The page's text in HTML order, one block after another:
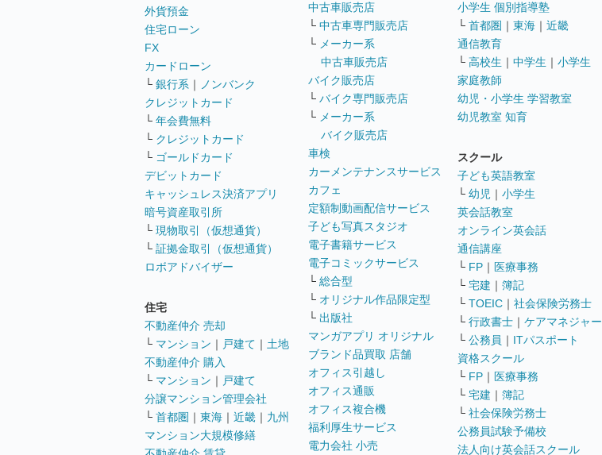
外貨預金
住宅ローン
FX
カードローン
└ 銀行系 ｜
ノンバンク
クレジットカード
└ 年会費無料
└ クレジットカード
└ ゴールドカード
デビットカード
キャッシュレス決済アプリ
暗号資産取引所
└ 現物取引（仮想通貨）
└ 証拠金取引（仮想通貨）
ロボアドバイザー
住宅
不動産仲介 売却
└ マンション ｜ 戸建て ｜ 土地
不動産仲介 購入
└ マンション ｜ 戸建て
分譲マンション管理会社
└ 首都圏 ｜ 東海 ｜ 近畿 ｜ 九州
マンション大規模修繕
中古車販売店
└ 中古車専門販売店
└ メーカー系
中古車販売店
バイク販売店
└ バイク専門販売店
└ メーカー系
バイク販売店
車検
カーメンテナンスサービス
カフェ
定額制動画配信サービス
子ども写真スタジオ
電子書籍サービス
電子コミックサービス
└ 総合型
└ オリジナル作品限定型
└ 出版社
マンガアプリ オリジナル
ブランド品買取 店舗
オフィス引越し
オフィス通販
オフィス複合機
福利厚生サービス
電力会社 小売
小学生 個別指導塾
└ 首都圏 ｜ 東海 ｜ 近畿
通信教育
└ 高校生 ｜ 中学生 ｜ 小学生
家庭教師
幼児・小学生 学習教室
幼児教室 知育
スクール
子ども英語教室
└ 幼児 ｜ 小学生
英会話教室
オンライン英会話
通信講座
└ FP ｜ 医療事務
└ 宅建 ｜ 簿記
└ TOEIC ｜ 社会保険労務士
└ 行政書士 ｜ ケアマネジャー
└ 公務員 ｜ ITパスポート
資格スクール
└ FP ｜ 医療事務
└ 宅建 ｜ 簿記
└ 社会保険労務士
公務員試験予備校
法人向け英会話スクール